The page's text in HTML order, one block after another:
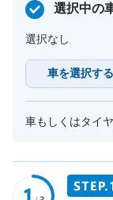
選択中の
選択なし
車を選択する
車もしくはタイ